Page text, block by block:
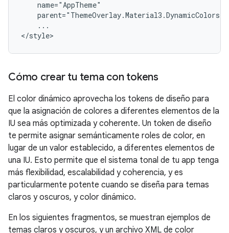
...
Cómo crear tu tema con tokens
El color dinámico aprovecha los tokens de diseño para
que la asignación de colores a diferentes elementos de la
IU sea más optimizada y coherente. Un token de diseño
te permite asignar semánticamente roles de color, en
lugar de un valor establecido, a diferentes elementos de
una IU. Esto permite que el sistema tonal de tu app tenga
más flexibilidad, escalabilidad y coherencia, y es
particularmente potente cuando se diseña para temas
claros y oscuros, y color dinámico.
En los siguientes fragmentos, se muestran ejemplos de
temas claros y oscuros, y un archivo XML de color